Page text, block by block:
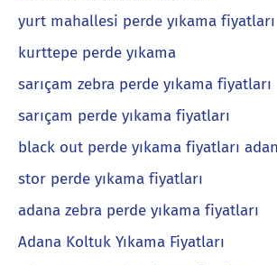
yurt mahallesi perde yıkama fiyatları
kurttepe perde yıkama
sarıçam zebra perde yıkama fiyatları
sarıçam perde yıkama fiyatları
black out perde yıkama fiyatları
stor perde yıkama fiyatları
adana zebra perde yıkama fiyatları
Adana Koltuk Yıkama Fiyatları